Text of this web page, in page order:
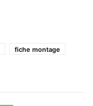
fiche montage